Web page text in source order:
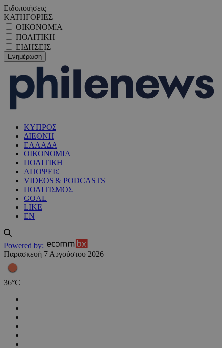
Ειδοποιήσεις
ΚΑΤΗΓΟΡΙΕΣ
ΟΙΚΟΝΟΜΙΑ
ΠΟΛΙΤΙΚΗ
ΕΙΔΗΣΕΙΣ
ΚΥΠΡΟΣ
ΔΙΕΘΝΗ
ΕΛΛΑΔΑ
ΟΙΚΟΝΟΜΙΑ
ΠΟΛΙΤΙΚΗ
ΑΠΟΨΕΙΣ
VIDEOS & PODCASTS
ΠΟΛΙΤΙΣΜΟΣ
GOAL
LIKE
EN
Powered by:
Παρασκευή 7 Αυγούστου 2026
36°C